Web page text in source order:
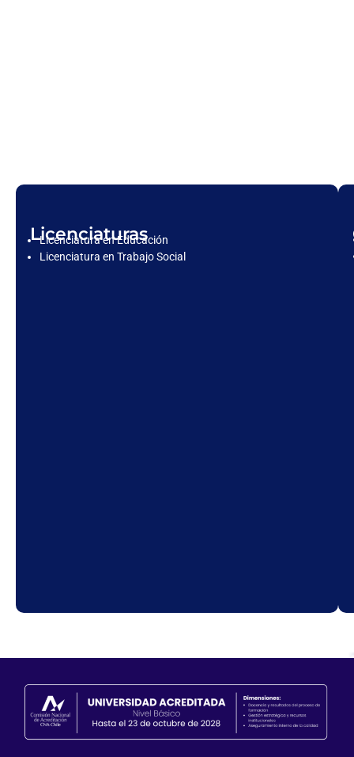
Licenciaturas
Licenciatura en Educación
Licenciatura en Trabajo Social